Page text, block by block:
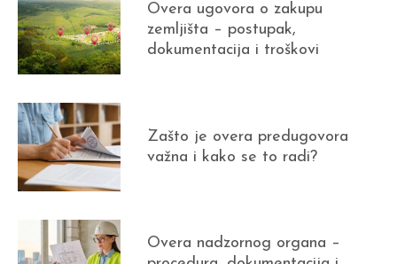
Overa ugovora o zakupu
zemljišta – postupak,
dokumentacija i troškovi
Zašto je overa predugovora
važna i kako se to radi?
Overa nadzornog organa –